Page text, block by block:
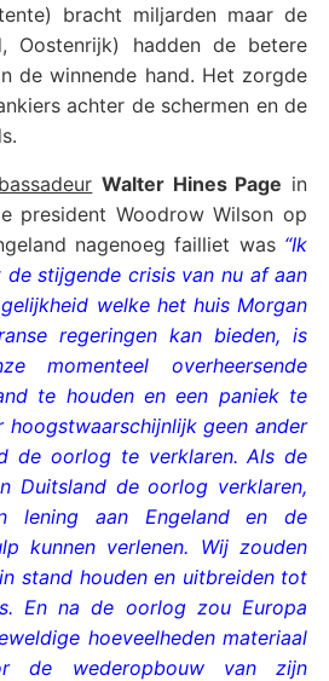
bracht miljarden maar de
Oostenrijk) hadden de betere
de winnende hand. Het zorgde
achter de schermen en de
Walter Hines Page in
president Woodrow Wilson op
nagenoeg failliet was “Ik
stijgende crisis van nu af aan
welke het huis Morgan
regeringen kan bieden, is
momenteel overheersende
te houden en een paniek te
hoogstwaarschijnlijk geen ander
de oorlog te verklaren. Als de
Duitsland de oorlog verklaren,
lening aan Engeland en de
kunnen verlenen. Wij zouden
stand houden en uitbreiden tot
En na de oorlog zou Europa
hoeveelheden materiaal
de wederopbouw van zijn